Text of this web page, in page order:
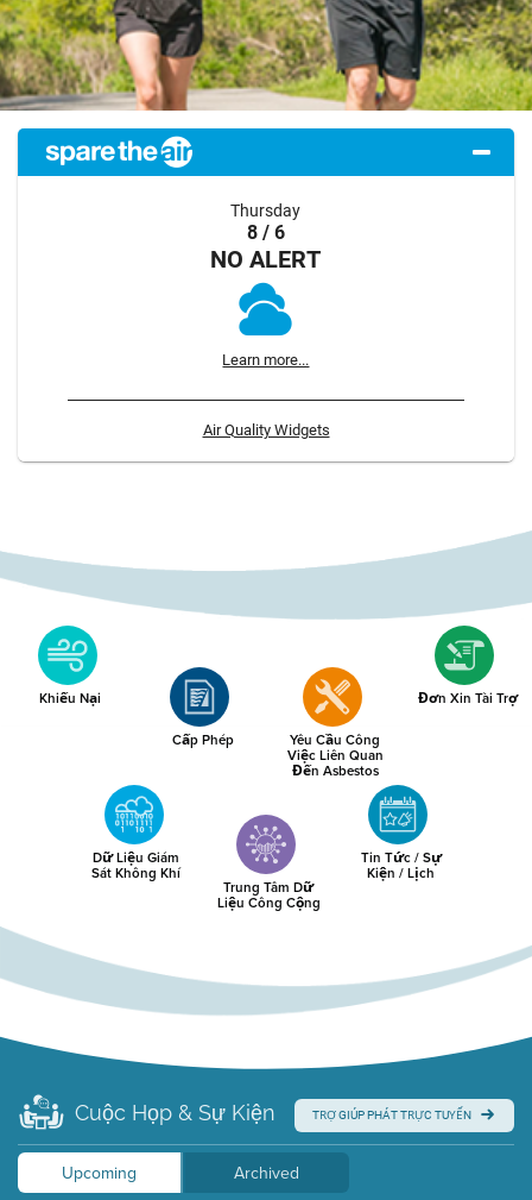
Thursday
8 / 6
NO ALERT
Learn more...
Air Quality Widgets
Khiếu Nại
Cấp Phép
Yêu Cầu Công
Việc Liên Quan
Đến Asbestos
Đơn Xin Tài Trợ
Dữ Liệu Giám
Sát Không Khí
Trung Tâm Dữ
Liệu Công Cộng
Tin Tức / Sự
Kiện / Lịch
Cuộc Họp & Sự Kiện TRỢ GIÚP PHÁT TRỰC TUYẾN
Upcoming
Archived